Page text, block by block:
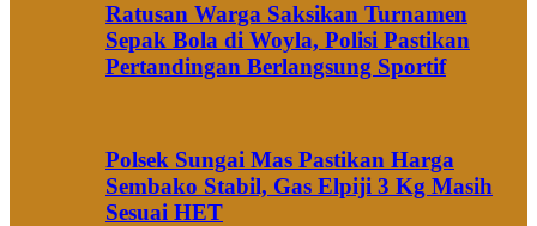
Ratusan Warga Saksikan Turnamen
Sepak Bola di Woyla, Polisi Pastikan
Pertandingan Berlangsung Sportif
Polsek Sungai Mas Pastikan Harga
Sembako Stabil, Gas Elpiji 3 Kg Masih
Sesuai HET